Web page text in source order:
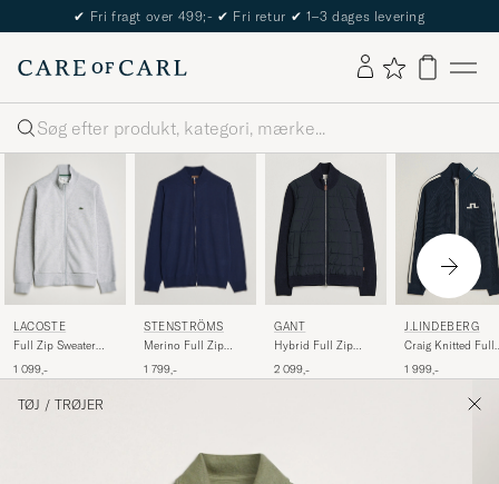
✔ Fri fragt over 499;- ✔ Fri retur ✔ 1–3 dages levering
Søg
LACOSTE
Full Zip Sweater
1 099,-
STENSTRÖMS
Merino Full Zip
1 799,-
GANT
Hybrid Full Zip
2 099,-
J.LINDEBERG
Craig Knitted Full
1 999,-
TØJ / TRØJER